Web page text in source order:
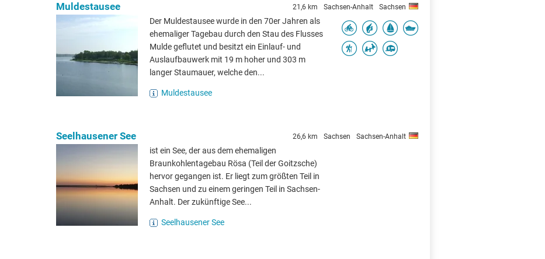
Muldestausee 21,6 km Sachsen-Anhalt Sachsen
Der Muldestausee wurde in den 70er Jahren als
ehemaliger Tagebau durch den Stau des Flusses
Mulde geflutet und besitzt ein Einlauf- und
Auslaufbauwerk mit 19 m hoher und 303 m
langer Staumauer, welche den...
Muldestausee
Seelhausener See 26,6 km Sachsen Sachsen-Anhalt
ist ein See, der aus dem ehemaligen
Braunkohlentagebau Rösa (Teil der Goitzsche)
hervor gegangen ist. Er liegt zum größten Teil in
Sachsen und zu einem geringen Teil in Sachsen-
Anhalt. Der zukünftige See...
Seelhausener See